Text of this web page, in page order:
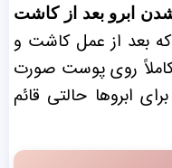
ابرو بعد از کاشت
بعد از عمل کاشت و
روی پوست صورت
ابروها حالتی قائم